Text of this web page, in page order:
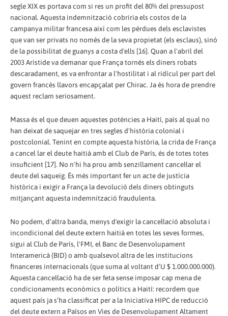
segle XIX es portava com si res un profit del 80% del pressupost
nacional. Aquesta indemnització cobriria els costos de la
campanya militar francesa així com les pèrdues dels esclavistes
que van ser privats no només de la seva propietat (els esclaus), sinó
de la possibilitat de guanys a costa d'ells [16]. Quan a l'abril del
2003 Aristide va demanar que França tornés els diners robats
descaradament, es va enfrontar a l'hostilitat i al ridícul per part del
govern francès llavors encapçalat per Chirac. Ja és hora de prendre
aquest reclam seriosament.
Massa és el que deuen aquestes potències a Haití, país al qual no
han deixat de saquejar en tres segles d'història colonial i
postcolonial. Tenint en compte aquesta història, la crida de França
a cancel lar el deute haitià amb el Club de París, és de totes totes
insuficient [17]. No n'hi ha prou amb senzillament cancel·lar el
deute del saqueig. És més important fer un acte de justícia
històrica i exigir a França la devolució dels diners obtinguts
mitjançant aquesta indemnització fraudulenta.
No podem, d'altra banda, menys d'exigir la cancel·lació absoluta i
incondicional del deute extern haitià en totes les seves formes,
sigui al Club de París, l'FMI, el Banc de Desenvolupament
Interamericà (BID) o amb qualsevol altra de les institucions
financeres internacionals (que suma al voltant d'U $ 1.000.000.000).
Aquesta cancel·lació ha de ser feta sense imposar cap mena de
condicionaments econòmics o polítics a Haití: recordem que
aquest país ja s'ha classificat per a la Iniciativa HIPC de reducció
del deute extern a Països en Vies de Desenvolupament Altament